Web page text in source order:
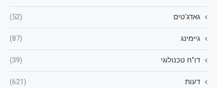
גאדג'טים (52)
גיימינג (87)
דו"ח טכנולוגי (39)
דעות (621)